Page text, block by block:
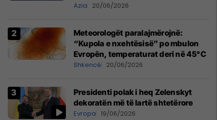
Azia 20/06/2026
Meteorologët paralajmërojnë:
“Kupola e nxehtësisë” po mbulon
Evropën, temperaturat deri në 45°C
Shkencë 20/06/2026
Presidenti polak i heq Zelenskyt
dekoratën më të lartë shtetërore
Evropa 19/06/2026